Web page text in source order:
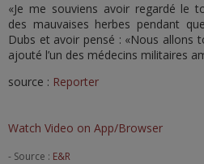
«Je me souviens avoir regardé le
des mauvaises herbes pendant
Dubs et avoir pensé : «Nous allons
ajouté l’un des médecins militaires
source : Reporter
Watch Video on App/Browser
- Source : E&R